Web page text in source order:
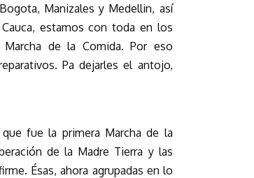
Manizales y Medellin, así
estamos con toda en los
Marcha de la Comida. Por eso
Pa dejarles el antojo,
fue la primera Marcha de la
de la Madre Tierra y las
Ésas, ahora agrupadas en lo